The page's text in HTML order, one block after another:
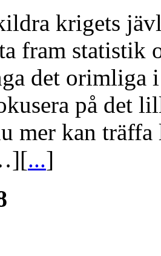
krigets
fram statistik
det orimliga
på det
mer kan
...]